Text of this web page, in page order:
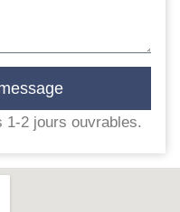
1-2 jours ouvrables.